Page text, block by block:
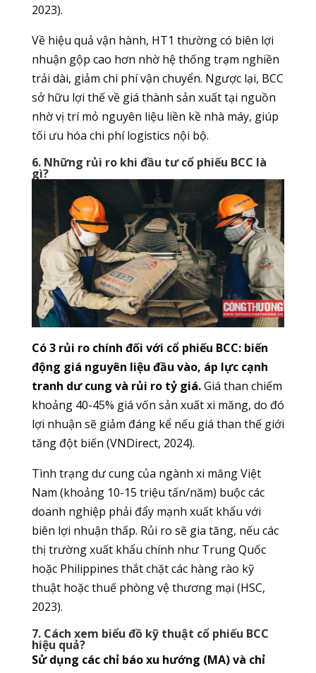
2023).
Về hiệu quả vận hành, HT1 thường có biên lợi
nhuận gộp cao hơn nhờ hệ thống trạm nghiền
trải dài, giảm chi phí vận chuyển. Ngược lại, BCC
sở hữu lợi thế về giá thành sản xuất tại nguồn
nhờ vị trí mỏ nguyên liệu liền kề nhà máy, giúp
tối ưu hóa chi phí logistics nội bộ.
6. Những rủi ro khi đầu tư cổ phiếu BCC là
gì?
Có 3 rủi ro chính đối với cổ phiếu BCC: biến
động giá nguyên liệu đầu vào, áp lực cạnh
tranh dư cung và rủi ro tỷ giá.Giá than chiếm
khoảng 40-45% giá vốn sản xuất xi măng, do đó
lợi nhuận sẽ giảm đáng kể nếu giá than thế giới
tăng đột biến (VNDirect, 2024).
Tình trạng dư cung của ngành xi măng Việt
Nam (khoảng 10-15 triệu tấn/năm) buộc các
doanh nghiệp phải đẩy mạnh xuất khẩu với
biên lợi nhuận thấp. Rủi ro sẽ gia tăng, nếu các
thị trường xuất khẩu chính như Trung Quốc
hoặc Philippines thắt chặt các hàng rào kỹ
thuật hoặc thuế phòng vệ thương mại (HSC,
2023).
7. Cách xem biểu đồ kỹ thuật cổ phiếu BCC
hiệu quả?
Sử dụng các chỉ báo xu hướng (MA) và chỉ